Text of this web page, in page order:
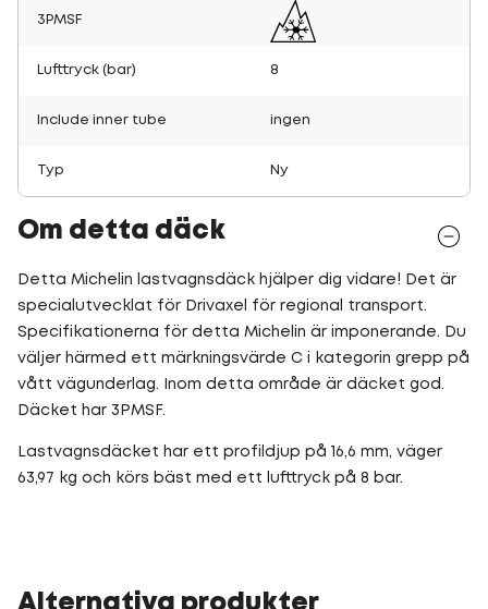
3PMSF
Lufttryck (bar) 8
Include inner tube ingen
Typ Ny
Om detta däck
Detta Michelin lastvagnsdäck hjälper dig vidare! Det är
specialutvecklat för Drivaxel för regional transport.
Specifikationerna för detta Michelin är imponerande. Du
väljer härmed ett märkningsvärde C i kategorin grepp på
vått vägunderlag. Inom detta område är däcket god.
Däcket har 3PMSF.
Lastvagnsdäcket har ett profildjup på 16,6 mm, väger
63,97 kg och körs bäst med ett lufttryck på 8 bar.
Alternativa produkter